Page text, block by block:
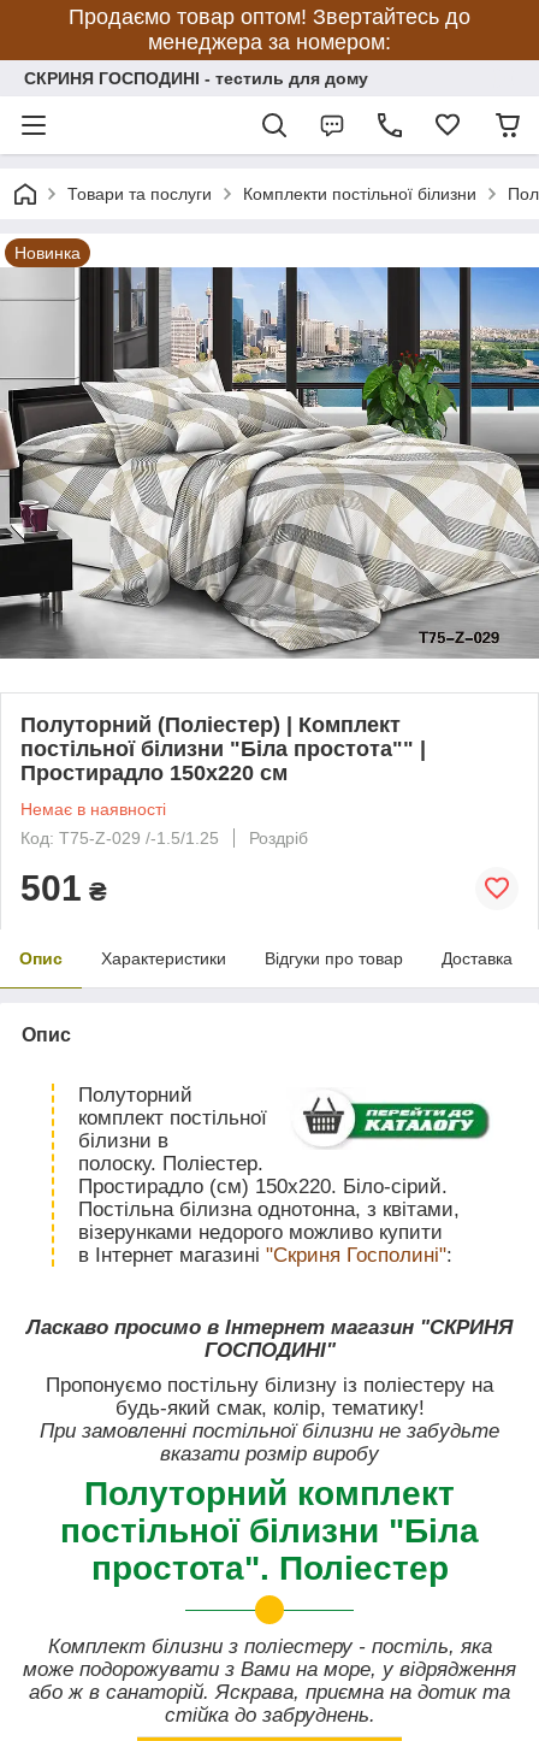
Продаємо товар оптом! Звертайтесь до
менеджера за номером:
СКРИНЯ ГОСПОДИНІ - тестиль для дому
Товари та послуги Комплекти постільної білизни
Новинка
Полуторний (Поліестер) | Комплект
постільної білизни "Біла простота"" |
Простирадло 150х220 см
Немає в наявності
Код: T75-Z-029 /-1.5/1.25
Роздріб
501 ₴
Опис Характеристики Відгуки про товар Доставка
Опис
Полуторний
комплект постільної
білизни в
полоску. Поліестер.
Простирадло (см) 150х220. Біло-сірий.
Постільна білизна однотонна, з квітами,
візерунками недорого можливо купити
в Інтернет магазині "Скриня Госполині":
Ласкаво просимо в Інтернет магазин "СКРИНЯ
ГОСПОДИНІ"
Пропонуємо постільну білизну із поліестеру на
будь-який смак, колір, тематику!
При замовленні постільної білизни не забудьте
вказати розмір виробу
Полуторний комплект
постільної білизни "Біла
простота". Поліестер
Комплект білизни з поліестеру - постіль, яка
може подорожувати з Вами на море, у відрядження
або ж в санаторій. Яскрава, приємна на дотик та
стійка до забруднень.